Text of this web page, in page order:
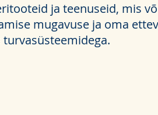
ja teenuseid, mis
mugavuse ja oma